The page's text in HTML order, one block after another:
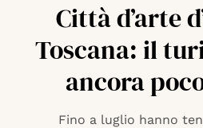
Città d’arte
Toscana: il
ancora
Fino a luglio hanno